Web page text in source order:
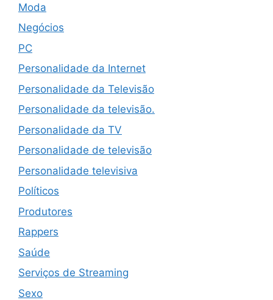
Moda
Negócios
PC
Personalidade da Internet
Personalidade da Televisão
Personalidade da televisão.
Personalidade da TV
Personalidade de televisão
Personalidade televisiva
Políticos
Produtores
Rappers
Saúde
Serviços de Streaming
Sexo